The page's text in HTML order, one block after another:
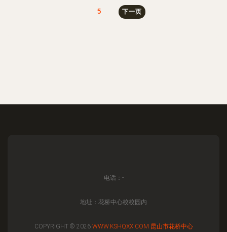
5 下一页
电话：-
地址：花桥中心校校园内
COPYRIGHT © 2026 WWW.KSHQXX.COM 昆山市花桥中心